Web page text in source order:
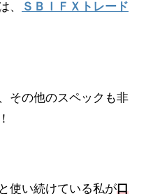
、
ＳＢＩＦＸトレード
その他のスペックも非
使い続けている私が口